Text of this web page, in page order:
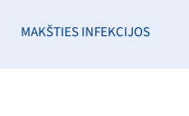
MAKŠTIES INFEKCIJOS